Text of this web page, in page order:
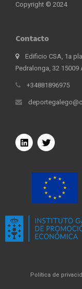
Copyright © 2024
Contacto
Edificio CSA, 1a
Pedralonga, 32 15009
+34881896975
Política de